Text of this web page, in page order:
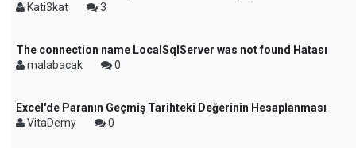
Kati3kat
3
The connection name LocalSqlServer was not found Hatası
malabacak
0
Excel'de Paranın Geçmiş Tarihteki Değerinin Hesaplanması
VitaDemy
0